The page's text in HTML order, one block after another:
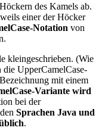
des Kamels ab.
einer der Höcker
Notation von
kleingeschrieben. (Wie
die UpperCamelCase-
mit einem
Variante wird
bei der
Sprachen Java und
.